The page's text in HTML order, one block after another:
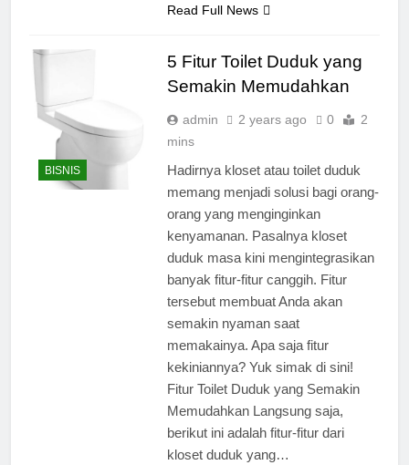
Read Full News
BISNIS
5 Fitur Toilet Duduk yang
Semakin Memudahkan
admin 2 years ago 0
2
mins
Hadirnya kloset atau toilet duduk
memang menjadi solusi bagi orang-
orang yang menginginkan
kenyamanan. Pasalnya kloset
duduk masa kini mengintegrasikan
banyak fitur-fitur canggih. Fitur
tersebut membuat Anda akan
semakin nyaman saat
memakainya. Apa saja fitur
kekiniannya? Yuk simak di sini!
Fitur Toilet Duduk yang Semakin
Memudahkan Langsung saja,
berikut ini adalah fitur-fitur dari
kloset duduk yang…